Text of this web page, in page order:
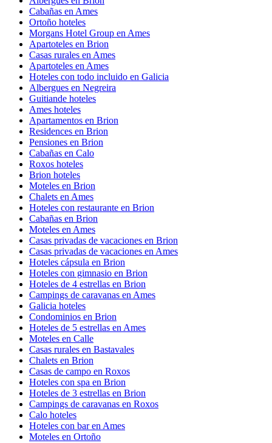
Cabañas en Ames
Ortoño hoteles
Morgans Hotel Group en Ames
Apartoteles en Brion
Casas rurales en Ames
Apartoteles en Ames
Hoteles con todo incluido en Galicia
Albergues en Negreira
Guitiande hoteles
Ames hoteles
Apartamentos en Brion
Residences en Brion
Pensiones en Brion
Cabañas en Calo
Roxos hoteles
Brion hoteles
Moteles en Brion
Chalets en Ames
Hoteles con restaurante en Brion
Cabañas en Brion
Moteles en Ames
Casas privadas de vacaciones en Brion
Casas privadas de vacaciones en Ames
Hoteles cápsula en Brion
Hoteles con gimnasio en Brion
Hoteles de 4 estrellas en Brion
Campings de caravanas en Ames
Galicia hoteles
Condominios en Brion
Hoteles de 5 estrellas en Ames
Moteles en Calle
Casas rurales en Bastavales
Chalets en Brion
Casas de campo en Roxos
Hoteles con spa en Brion
Hoteles de 3 estrellas en Brion
Campings de caravanas en Roxos
Calo hoteles
Hoteles con bar en Ames
Moteles en Ortoño